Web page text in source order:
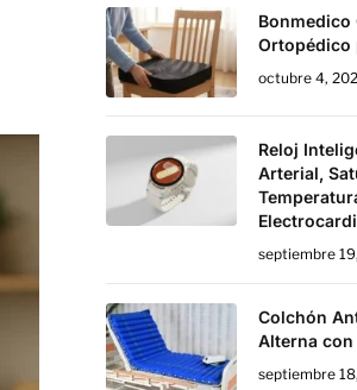
Bonmedico
Ortopédico
octubre 4,
Reloj
Arterial,
septiembre
Colchón
Alterna
septiembre